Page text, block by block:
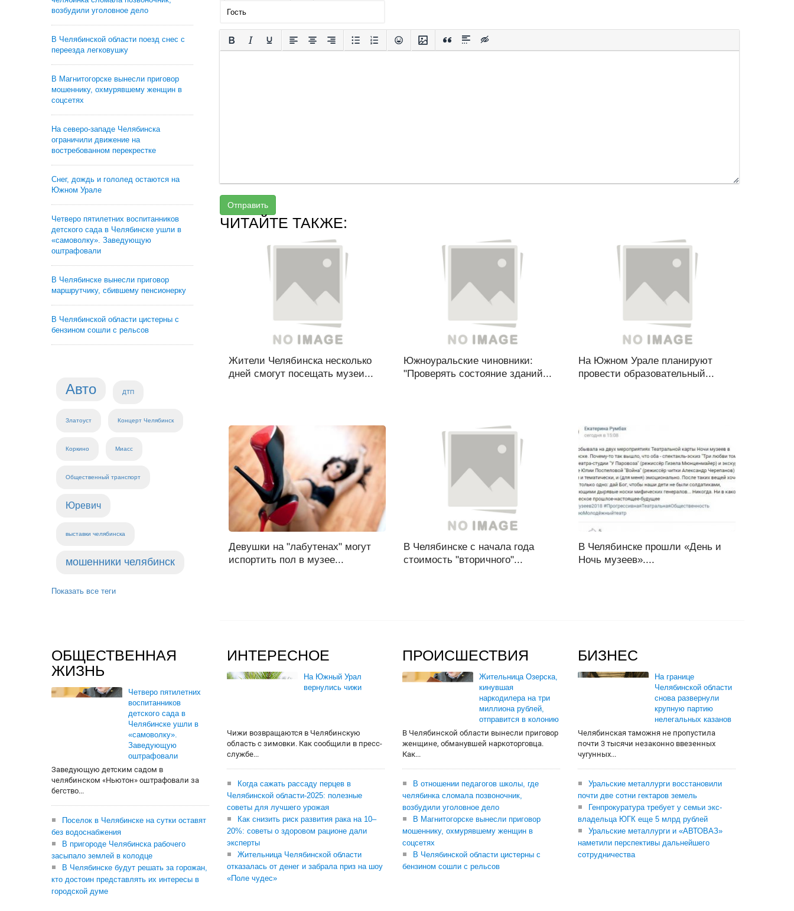
возбудили уголовное дело
В Челябинской области поезд снес с
переезда легковушку
В Магнитогорске вынесли приговор
мошеннику, охмурявшему женщин в
соцсетях
На северо-западе Челябинска
ограничили движение на
востребованном перекрестке
Снег, дождь и гололед остаются на
Южном Урале
Четверо пятилетних воспитанников
детского сада в Челябинске ушли в
«самоволку». Заведующую
оштрафовали
В Челябинске вынесли приговор
маршрутчику, сбившему пенсионерку
В Челябинской области цистерны с
бензином сошли с рельсов
Авто ДТП
Златоуст Концерт Челябинск
Коркино Миасс
Общественный транспорт
Юревич
выставки челябинска
мошенники челябинск
Показать все теги
Отправить
ЧИТАЙТЕ ТАКЖЕ:
Жители Челябинска несколько
дней смогут посещать музеи...
Южноуральские чиновники:
"Проверять состояние зданий...
На Южном Урале планируют
провести образовательный...
Девушки на "лабутенах" могут
испортить пол в музее...
В Челябинске с начала года
стоимость "вторичного"...
В Челябинске прошли «День и
Ночь музеев»....
ОБЩЕСТВЕННАЯ
ЖИЗНЬ
Четверо пятилетних
воспитанников
детского сада в
Челябинске ушли в
«самоволку».
Заведующую
оштрафовали
Заведующую детским садом в
челябинском «Ньютон» оштрафовали за
бегство...
Поселок в Челябинске на сутки оставят
без водоснабжения
В пригороде Челябинска рабочего
засыпало землей в колодце
В Челябинске будут решать за горожан,
кто достоин представлять их интересы в
городской думе
ИНТЕРЕСНОЕ
На Южный Урал
вернулись чижи
Чижи возвращаются в Челябинскую
область с зимовки. Как сообщили в пресс-
службе...
Когда сажать рассаду перцев в
Челябинской области-2025: полезные
советы для лучшего урожая
Как снизить риск развития рака на 10–
20%: советы о здоровом рационе дали
эксперты
Жительница Челябинской области
отказалась от денег и забрала приз на шоу
«Поле чудес»
ПРОИСШЕСТВИЯ
Жительница Озерска,
кинувшая
наркодилера на три
миллиона рублей,
отправится в колонию
В Челябинской области вынесли приговор
женщине, обманувшей наркоторговца.
Как...
В отношении педагогов школы, где
челябинка сломала позвоночник,
возбудили уголовное дело
В Магнитогорске вынесли приговор
мошеннику, охмурявшему женщин в
соцсетях
В Челябинской области цистерны с
бензином сошли с рельсов
БИЗНЕС
На границе
Челябинской области
снова развернули
крупную партию
нелегальных казанов
Челябинская таможня не пропустила
почти 3 тысячи незаконно ввезенных
чугунных...
Уральские металлурги восстановили
почти две сотни гектаров земель
Генпрокуратура требует у семьи экс-
владельца ЮГК еще 5 млрд рублей
Уральские металлурги и «АВТОВАЗ»
наметили перспективы дальнейшего
сотрудничества